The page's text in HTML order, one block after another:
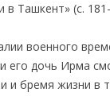
в Ташкент» (с.
военного
его дочь Ирма
и бремя жизни в